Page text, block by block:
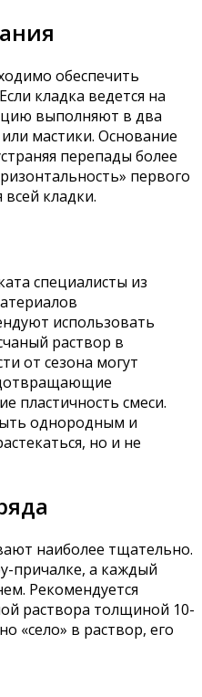
обеспечить
кладка ведется на
выполняют в два
мастики. Основание
перепады более
первого
кладки.
специалисты из
использовать
раствор в
от сезона могут
пластичность смеси.
однородным и
но и не
наиболее тщательно.
причалке, а каждый
Рекомендуется
раствора толщиной 10-
«село» в раствор, его